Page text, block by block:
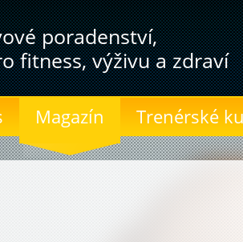
poradenství,
fitness, výživu a zdraví
Magazín Trenérské